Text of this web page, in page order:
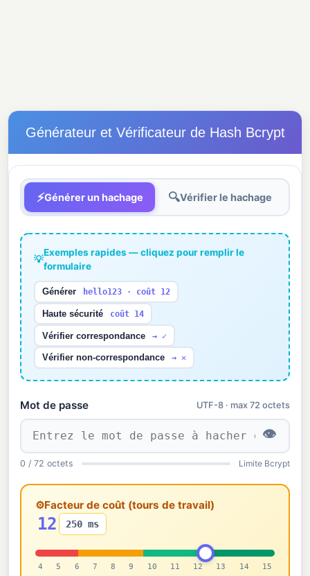
Générateur et Vérificateur de Hash Bcrypt
⚡Générer un hachage 🔍Vérifier le hachage
💡
Exemples rapides — cliquez pour remplir le
formulaire
Générer hello123 · coût 12
Haute sécurité coût 14
Vérifier correspondance → ✓
Vérifier non-correspondance → ✕
Mot de passe UTF-8 · max 72 octets
👁
0 / 72 octets Limite Bcrypt
⚙Facteur de coût (tours de travail)
12 250 ms
4 5 6 7 8 9 10 11 12 13 14 15